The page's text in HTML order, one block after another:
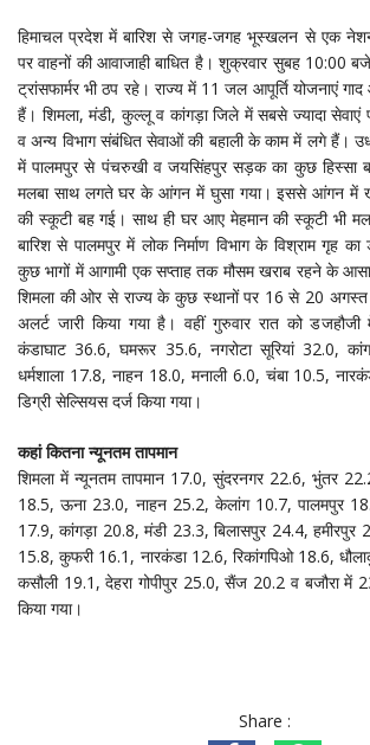
हिमाचल प्रदेश में बारिश से जगह-जगह भूस्खलन से एक
पर वाहनों की आवाजाही बाधित है। शुक्रवार सुबह 10:00
ट्रांसफार्मर भी ठप रहे। राज्य में 11 जल आपूर्ति योजनाएं
हैं। शिमला, मंडी, कुल्लू व कांगड़ा जिले में सबसे ज्यादा सेवाएं
व अन्य विभाग संबंधित सेवाओं की बहाली के काम में लगे हैं।
में पालमपुर से पंचरुखी व जयसिंहपुर सड़क का कुछ हिस्सा
मलबा साथ लगते घर के आंगन में घुसा गया। इससे आंगन में
की स्कूटी बह गई। साथ ही घर आए मेहमान की स्कूटी भी
बारिश से पालमपुर में लोक निर्माण विभाग के विश्राम गृह
कुछ भागों में आगामी एक सप्ताह तक मौसम खराब रहने के
शिमला की ओर से राज्य के कुछ स्थानों पर 16 से 20 अगस्त
अलर्ट जारी किया गया है। वहीं गुरुवार रात को
कंडाघाट 36.6, घमरूर 35.6, नगरोटा सूरियां 32.0,
धर्मशाला 17.8, नाहन 18.0, मनाली 6.0, चंबा 10.5,
डिग्री सेल्सियस दर्ज किया गया।
कहां कितना न्यूनतम तापमान
शिमला में न्यूनतम तापमान 17.0, सुंदरनगर 22.6, भुंतर
18.5, ऊना 23.0, नाहन 25.2, केलांग 10.7, पालमपुर
17.9, कांगड़ा 20.8, मंडी 23.3, बिलासपुर 24.4, हमीरपुर
15.8, कुफरी 16.1, नारकंडा 12.6, रिकांगपिओ 18.6,
कसौली 19.1, देहरा गोपीपुर 25.0, सैंज 20.2 व बजौरा में
किया गया।
Share :